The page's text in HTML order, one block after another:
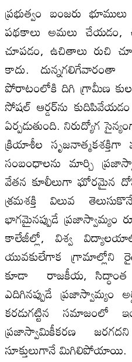
ప్రభుత్వం బంజరు
పథకాలు అమలు చేయడం,
చూపడం, ఉచితాలు రుచి
కాదు.
పోరాటంలోకి దిగి గ్రామీణ
సోషల్‌ ఆర్డర్‌ను
ఏర్పడుతుంది. నిరుద్యోగ
క్రియాశీల
సంబంధాలను మార్చి
వేతన కూలీలుగా ఘోరమైన
శ్రమశక్తి విలువ
భాగమైనప్పుడే ప్రజాస్వామ్యం
కాలేజీల్లో, విశ్వ
యువకులేగాక గ్రామాల్లోని
కూడా రాజకీయ, సిద్ధాంత
ఎదిగినప్పుడే ప్రజాస్వామ్యం
కరడుగట్టిన సమాజంలో
ప్రజాస్వామికీకరణ
సూక్తులుగానే మిగిలిపోయాయి.